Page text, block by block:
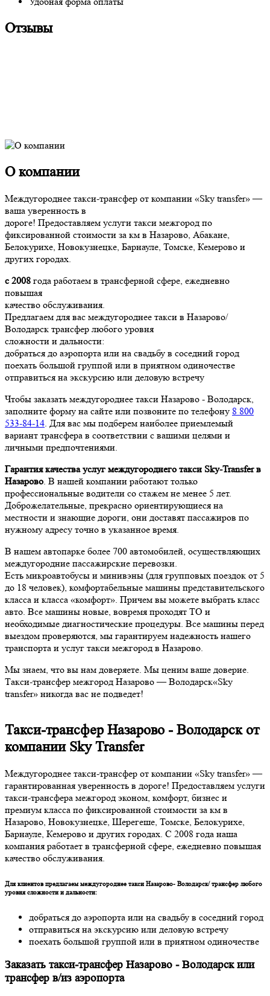
Отзывы
О компании
Междугороднее такси-трансфер от компании «Sky transfer» —
ваша уверенность в
дороге! Предоставляем услуги такси межгород по
фиксированной стоимости за км в Назарово, Абакане,
Белокурихе, Новокузнецке, Барнауле, Томске, Кемерово и
других городах.
с 2008 года работаем в трансферной сфере, ежедневно
повышая
качество обслуживания.
Предлагаем для вас междугороднее такси в Назарово/
Володарск трансфер любого уровня
сложности и дальности:
добраться до аэропорта или на свадьбу в соседний город
поехать большой группой или в приятном одиночестве
отправиться на экскурсию или деловую встречу
Чтобы заказать междугороднее такси Назарово - Володарск,
заполните форму на сайте или позвоните по телефону 8 800
533-84-14. Для вас мы подберем наиболее приемлемый
вариант трансфера в соответствии с вашими целями и
личными предпочтениями.
Гарантия качества услуг междугороднего такси Sky-Transfer в
Назарово. В нашей компании работают только
профессиональные водители со стажем не менее 5 лет.
Доброжелательные, прекрасно ориентирующиеся на
местности и знающие дороги, они доставят пассажиров по
нужному адресу точно в указанное время.
В нашем автопарке более 700 автомобилей, осуществляющих
междугородние пассажирские перевозки.
Есть микроавтобусы и минивэны (для групповых поездок от 5
до 18 человек), комфортабельные машины представительского
класса и класса «комфорт». Причем вы можете выбрать класс
авто. Все машины новые, вовремя проходят ТО и
необходимые диагностические процедуры. Все машины перед
выездом проверяются, мы гарантируем надежность нашего
транспорта и услуг такси межгород в Назарово.
Мы знаем, что вы нам доверяете. Мы ценим ваше доверие.
Такси-трансфер межгород Назарово — Володарск«Sky
transfer» никогда вас не подведет!
Такси-трансфер Назарово - Володарск от
компании Sky Transfer
Междугороднее такси-трансфер от компании «Sky transfer» —
гарантированная уверенность в дороге! Предоставляем услуги
такси-трансфера межгород эконом, комфорт, бизнес и
премиум класса по фиксированной стоимости за км в
Назарово, Новокузнецке, Шерегеше, Томске, Белокурихе,
Барнауле, Кемерово и других городах. С 2008 года наша
компания работает в трансферной сфере, ежедневно повышая
качество обслуживания.
Для клиентов предлагаем междугороднее такси Назарово- Володарск/ трансфер любого
уровня сложности и дальности:
добраться до аэропорта или на свадьбу в соседний город
отправиться на экскурсию или деловую встречу
поехать большой группой или в приятном одиночестве
Заказать такси-трансфер Назарово - Володарск или
трансфер в/из аэропорта